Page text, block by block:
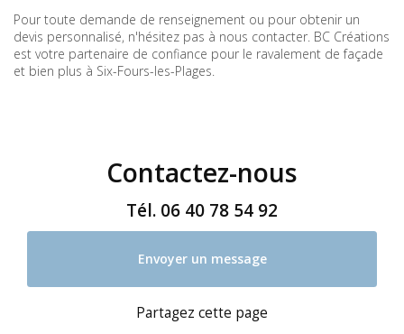
Pour toute demande de renseignement ou pour obtenir un
devis personnalisé, n'hésitez pas à nous contacter. BC Créations
est votre partenaire de confiance pour le ravalement de façade
et bien plus à Six-Fours-les-Plages.
Contactez-nous
Tél. 06 40 78 54 92
Envoyer un message
Partagez cette page